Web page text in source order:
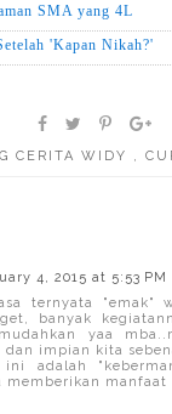
SMA yang 4L
'Kapan Nikah?'
CERITA WIDY ,
4, 2015 at 5:53 PM
ternyata "emak"
banyak
yaa
dan impian kita
adalah
memberikan